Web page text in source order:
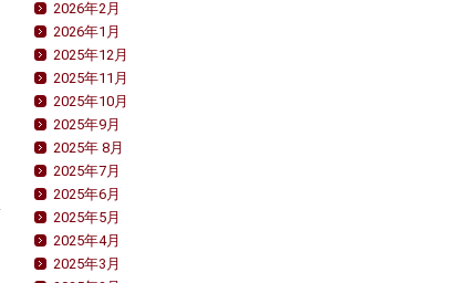
2026年2月
2026年1月
2025年12月
2025年11月
2025年10月
2025年9月
2025年 8月
2025年7月
2025年6月
2025年5月
2025年4月
2025年3月